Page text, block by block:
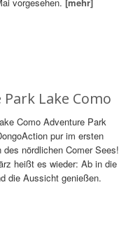
Lake Como
Como Adventure Park
pur im ersten
des nördlichen Comer Sees!
heißt es wieder: Ab in die
die Aussicht genießen.